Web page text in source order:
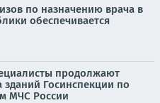
по назначению врача в
обеспечивается
продолжают
зданий Госинспекции по
МЧС России